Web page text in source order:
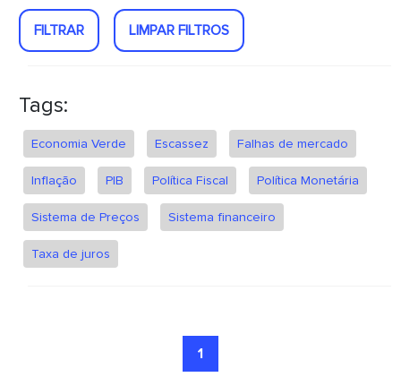
FILTRAR LIMPAR FILTROS
Tags:
Economia Verde Escassez Falhas de mercado
Inflação PIB Política Fiscal Política Monetária
Sistema de Preços Sistema financeiro
Taxa de juros
1